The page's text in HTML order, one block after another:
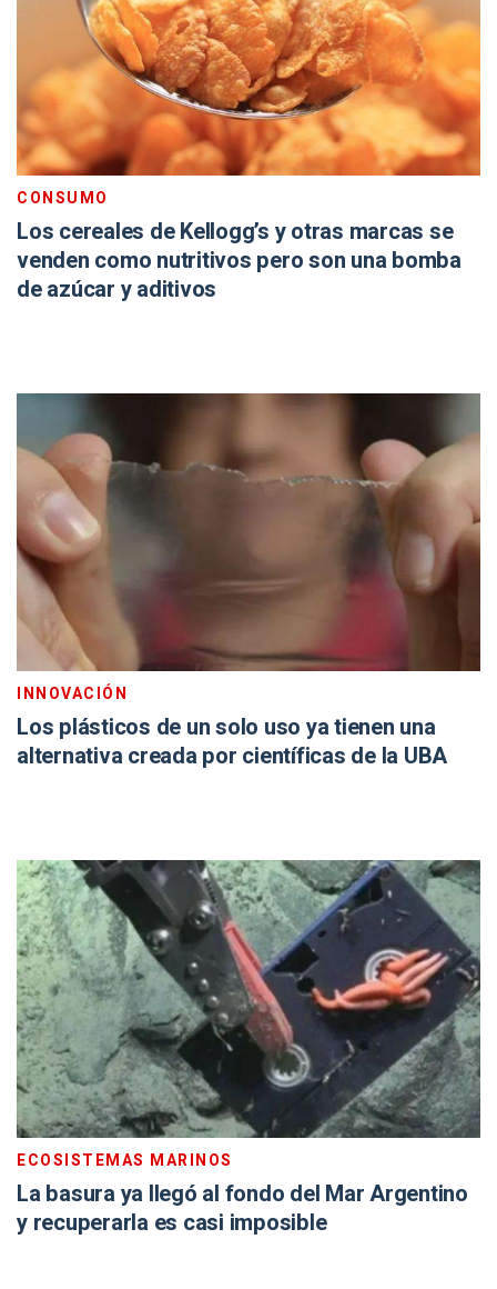
CONSUMO
Los cereales de Kellogg’s y otras marcas se
venden como nutritivos pero son una bomba
de azúcar y aditivos
INNOVACIÓN
Los plásticos de un solo uso ya tienen una
alternativa creada por científicas de la UBA
ECOSISTEMAS MARINOS
La basura ya llegó al fondo del Mar Argentino
y recuperarla es casi imposible